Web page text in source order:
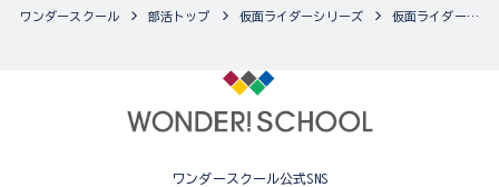
ワンダースクール 部活トップ 仮面ライダーシリーズ 仮面ライダーシリーズの最新商品一覧
ワンダースクール公式SNS